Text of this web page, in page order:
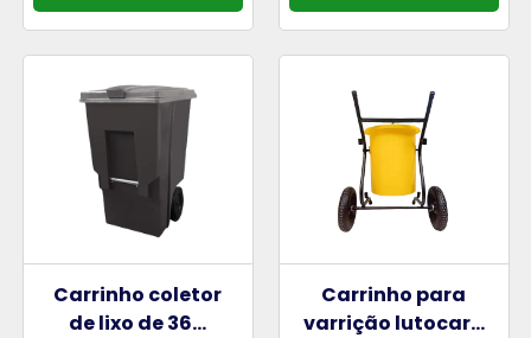
Carrinho coletor
de lixo de 36...
Carrinho para
varrição lutocar...